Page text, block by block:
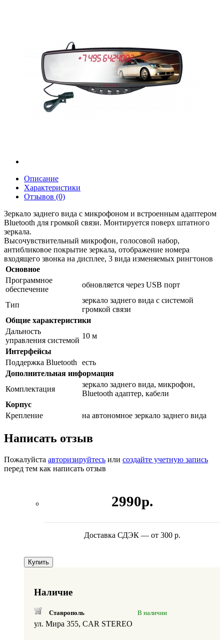
Описание
Характеристики
Отзывов (0)
Зеркало заднего вида с микрофоном и встроенным адаптером
Bluetooth для громкой связи. Монтируется поверх штатного
зеркала.
Высочувствительный микрофон, голосовой набор,
антибликовое покрытие зеркала, отображение номера
входящего звонка на дисплее, 3 вида изменяемых рингтонов
Основное
Программное
обеспечение
обновляется через USB порт
Тип
зеркало заднего вида с системой
громкой связи
Общие характеристики
Дальность
управления системой
10 м
Интерфейсы
Поддержка Bluetooth
есть
Дополнительная информация
Комплектация
зеркало заднего вида, микрофон,
Bluetooth адаптер, кабели
Корпус
Крепление
на автономное зеркало заднего вида
Написать отзыв
Пожалуйста авторизируйтесь или создайте учетную запись
перед тем как написать отзыв
2990р.
Доставка СДЭК — от 300 р.
Купить
Наличие
Ставрополь В наличии
ул. Мира 355, CAR STEREO